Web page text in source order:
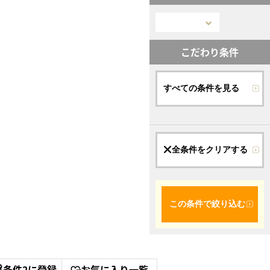
こだわり条件
すべての条件を見る
全条件をクリアする
この条件で絞り込む